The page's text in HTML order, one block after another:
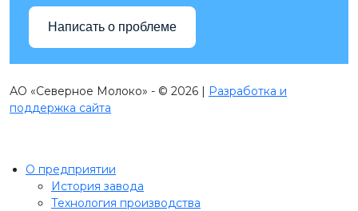
Написать о проблеме
АО «Северное Молоко» - © 2026 | Разработка и
поддержка сайта
О предприятии
История завода
Технология производства